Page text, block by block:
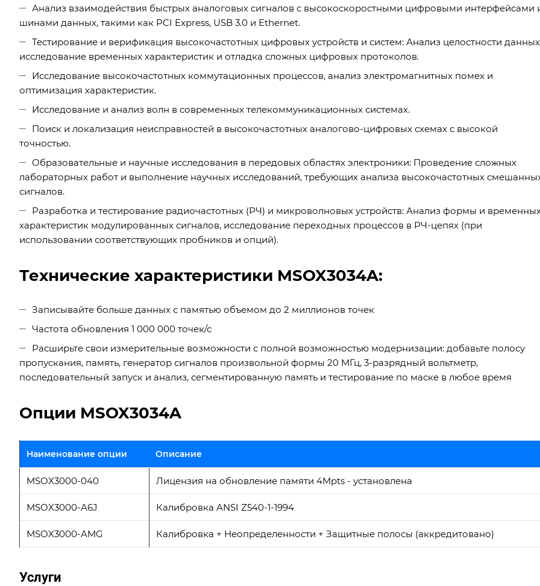
Анализ взаимодействия быстрых аналоговых сигналов с высокоскоростными цифровыми интерфейсами
шинами данных, такими как PCI Express, USB 3.0 и Ethernet.
Тестирование и верификация высокочастотных цифровых устройств и систем: Анализ целостности
исследование временных характеристик и отладка сложных цифровых протоколов.
Исследование высокочастотных коммутационных процессов, анализ электромагнитных помех и
оптимизация характеристик.
Исследование и анализ волн в современных телекоммуникационных системах.
Поиск и локализация неисправностей в высокочастотных аналогово-цифровых схемах с высокой
точностью.
Образовательные и научные исследования в передовых областях электроники: Проведение сложных
лабораторных работ и выполнение научных исследований, требующих анализа высокочастотных
сигналов.
Разработка и тестирование радиочастотных (РЧ) и микроволновых устройств: Анализ формы и
характеристик модулированных сигналов, исследование переходных процессов в РЧ-цепях (при
использовании соответствующих пробников и опций).
Технические характеристики MSOX3034A:
Записывайте больше данных с памятью объемом до 2 миллионов точек
Частота обновления 1 000 000 точек/с
Расширьте свои измерительные возможности с полной возможностью модернизации: добавьте полосу
пропускания, память, генератор сигналов произвольной формы 20 МГц, 3-разрядный вольтметр,
последовательный запуск и анализ, сегментированную память и тестирование по маске в любое время
Опции MSOX3034A
Наименование опции Описание
MSOX3000-040 Лицензия на обновление памяти 4Mpts - установлена
MSOX3000-A6J Калибровка ANSI Z540-1-1994
MSOX3000-AMG Калибровка + Неопределенности + Защитные полосы (аккредитовано)
Услуги